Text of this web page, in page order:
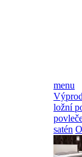
menu
ložní
satén